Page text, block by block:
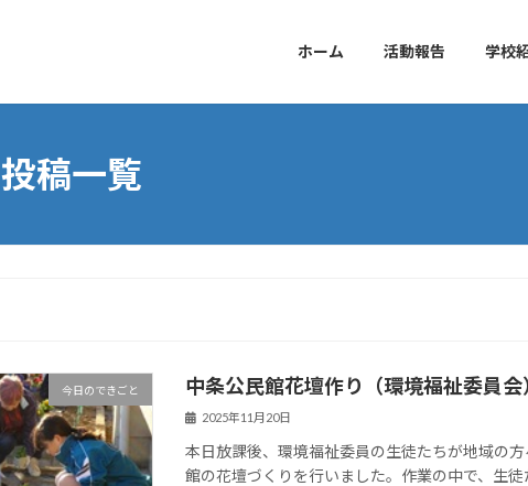
ホーム 活動報告 学校
投稿一覧
今日のできごと 中条公民館花壇作り（環境福祉委員会
2025年11月20日
本日放課後、環境福祉委員の生徒たちが地域の
館の花壇づくりを行いました。作業の中で、生